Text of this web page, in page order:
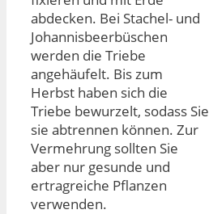
abdecken. Bei Stachel- und
Johannisbeerbüschen
werden die Triebe
angehäufelt. Bis zum
Herbst haben sich die
Triebe bewurzelt, sodass Sie
sie abtrennen können. Zur
Vermehrung sollten Sie
aber nur gesunde und
ertragreiche Pflanzen
verwenden.